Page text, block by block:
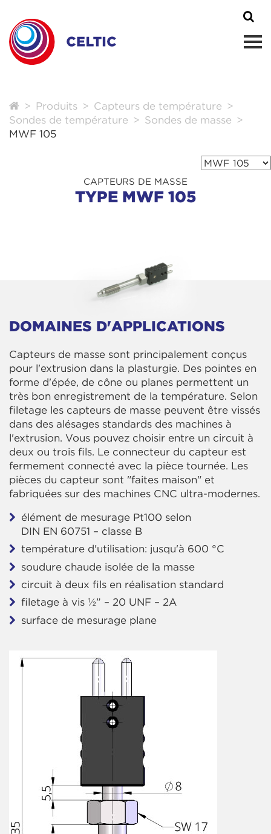
Produits
Capteurs de température
Sondes de température
Sondes de masse
MWF 105
CAPTEURS DE MASSE
TYPE MWF 105
DOMAINES D'APPLICATIONS
Capteurs de masse sont principalement conçus
pour l'extrusion dans la plasturgie. Des pointes en
forme d'épée, de cône ou planes permettent un
très bon enregistrement de la température. Selon
filetage les capteurs de masse peuvent être vissés
dans des alésages standards des machines à
l'extrusion. Vous pouvez choisir entre un circuit à
deux ou trois fils. Le connecteur du capteur est
fermement connecté avec la pièce tournée. Les
pièces du capteur sont "faites maison" et
fabriquées sur des machines CNC ultra-modernes.
élément de mesurage Pt100 selon
DIN EN 60751 – classe B
température d'utilisation: jusqu'à 600 °C
soudure chaude isolée de la masse
circuit à deux fils en réalisation standard
filetage à vis ½” – 20 UNF – 2A
surface de mesurage plane